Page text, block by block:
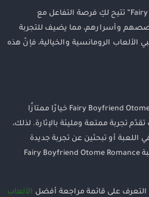
إنّ “Fairy Boyfriend Otome Romance” تتيح لكِ فرصة التفاعل مع
وأسرارهم، مما يضيف للتجربة
الألعاب الرومانسية والخيالية، فإنّ هذه
في النهاية، تعتبر لعبة Fairy Boyfriend Otome Romance خيارًا ممتازًا
تجربة ممتعة ومليئة بالإثارة. لذلك،
اللعبة أو تبحثين عن تجربة جديدة
ومسلية، فلا تترددي في تحميل لعبة Fairy Boyfriend Otome Romance
على قائمة مراجعة أفضل الألعاب